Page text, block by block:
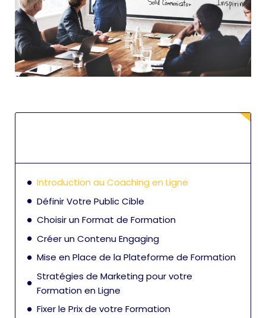
Introduction au Coaching en Ligne
Définir Votre Public Cible
Choisir un Format de Formation
Créer un Contenu Engaging
Mise en Place de la Plateforme de Formation
Stratégies de Marketing pour votre
Formation en Ligne
Fixer le Prix de votre Formation